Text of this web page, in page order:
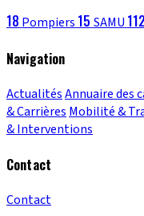
18 Pompiers 15 SAMU 112
Navigation
ActualitésAnnuaire des
& Carrières Mobilité &
& Interventions
Contact
Contact